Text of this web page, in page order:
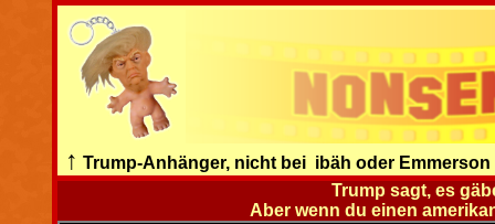
↑ Trump-Anhänger, nicht bei ibäh oder
Trump sagt, es
Aber wenn du einen